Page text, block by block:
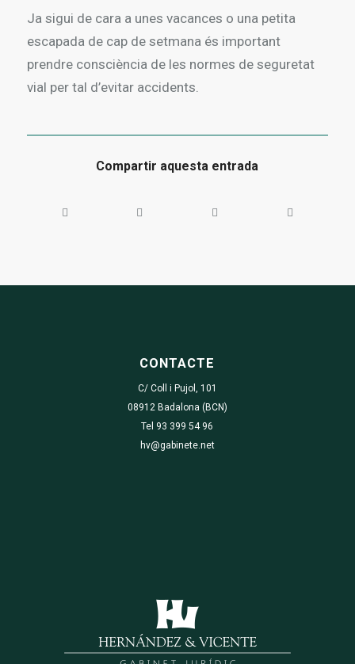
Ja sigui de cara a unes vacances o una petita
escapada de cap de setmana és important
prendre consciència de les normes de seguretat
vial per tal d’evitar accidents.
Compartir aquesta entrada
CONTACTE
C/ Coll i Pujol, 101
08912 Badalona (BCN)
Tel 93 399 54 96
hv@gabinete.net